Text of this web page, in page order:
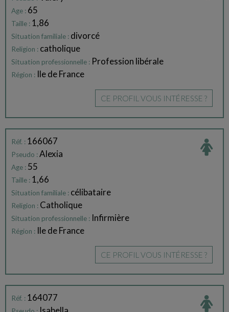
Age : 65
Taille : 1,86
Situation familiale : divorcé
Religion : catholique
Situation professionnelle : Profession libérale
Région : Ile de France
CE PROFIL VOUS INTÉRESSE ?
Réf. : 166067
Pseudo :Alexia
Age : 55
Taille : 1,66
Situation familiale : célibataire
Religion : Catholique
Situation professionnelle : Infirmière
Région : Ile de France
CE PROFIL VOUS INTÉRESSE ?
Réf. : 164077